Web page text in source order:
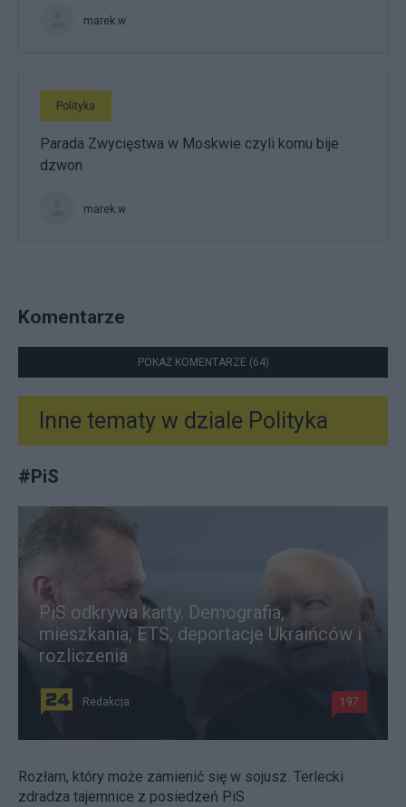
marek.w
Polityka
Parada Zwycięstwa w Moskwie czyli komu bije
dzwon
marek.w
Komentarze
POKAŻ KOMENTARZE (64)
Inne tematy w dziale Polityka
#PiS
PiS odkrywa karty. Demografia,
mieszkania, ETS, deportacje Ukraińców i
rozliczenia
Redakcja 197
Rozłam, który może zamienić się w sojusz. Terlecki
zdradza tajemnice z posiedzeń PiS